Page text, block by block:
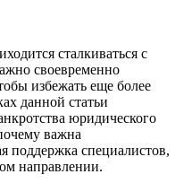
сталкиваться с
своевременно
избежать еще более
данной статьи
юридического
важна
поддержка специалистов,
направлении.